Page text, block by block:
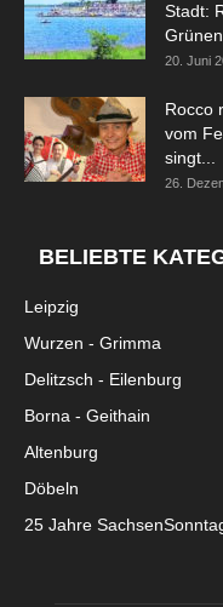
Stadt:
20. Juni
Rocco
vom
singt...
26.
BELIEBTE
Leipzig
Wurzen - Grimma
Delitzsch - Eilenburg
Borna - Geithain
Altenburg
Döbeln
25 Jahre